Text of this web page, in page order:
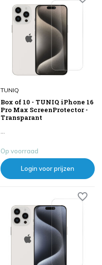
TUNIQ
Box of 10 - TUNIQ iPhone 16
Pro Max ScreenProtector -
Transparant
Op voorraad
Login voor prijzen